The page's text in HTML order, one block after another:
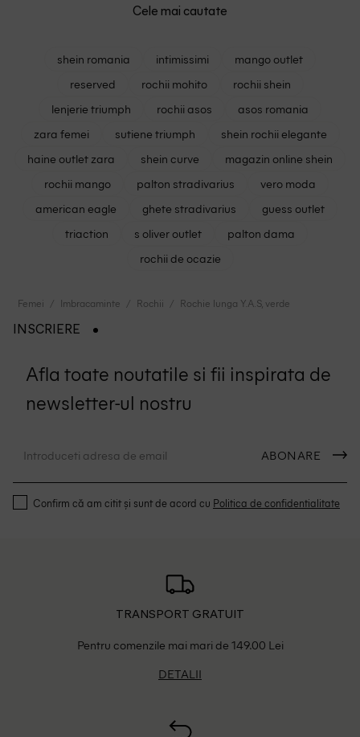
Cele mai cautate
shein romania intimissimi
mango outlet
reserved
rochii mohito
rochii shein
lenjerie triumph
rochii asos
asos romania
zara femei
sutiene triumph
shein rochii elegante
haine outlet zara
shein curve
magazin online shein
rochii mango
palton stradivarius
vero moda
american eagle
ghete stradivarius
guess outlet
triaction
s oliver outlet
palton dama
rochii de ocazie
Femei Imbracaminte Rochii Rochie lunga Y.A.S, verde
INSCRIERE
Afla toate noutatile si fii inspirata de
newsletter-ul nostru
ABONARE
Confirm că am citit și sunt de acord cu Politica de confidentialitate
TRANSPORT GRATUIT
Pentru comenzile mai mari de 149.00 Lei
DETALII